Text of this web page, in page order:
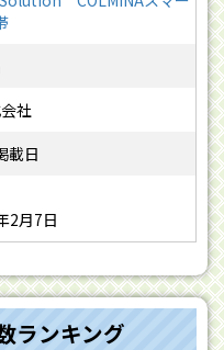
社
2月7日
ランキング